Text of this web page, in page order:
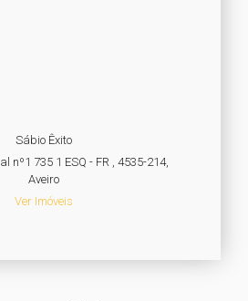
Sábio Êxito
nº1 735 1 ESQ - FR , 4535-214,
Aveiro
Ver Imóveis